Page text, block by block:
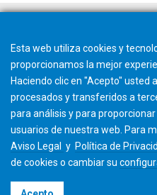
Esta web utiliza cookies y
proporcionamos la mejor
Haciendo clic en "Acepto" usted
procesados y transferidos a
para análisis y para
usuarios de nuestra web. Para
Aviso Legal
y Política de
de cookies o cambiar su